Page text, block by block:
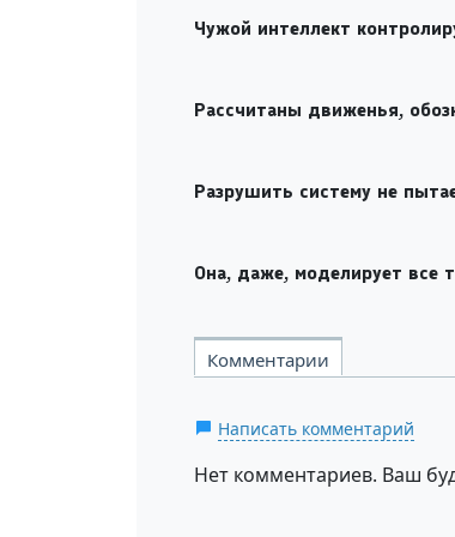
Чужой интеллект
Рассчитаны движенья,
Разрушить систему не
Она, даже, моделирует все
Комментарии
Написать комментарий
Нет комментариев. Ваш